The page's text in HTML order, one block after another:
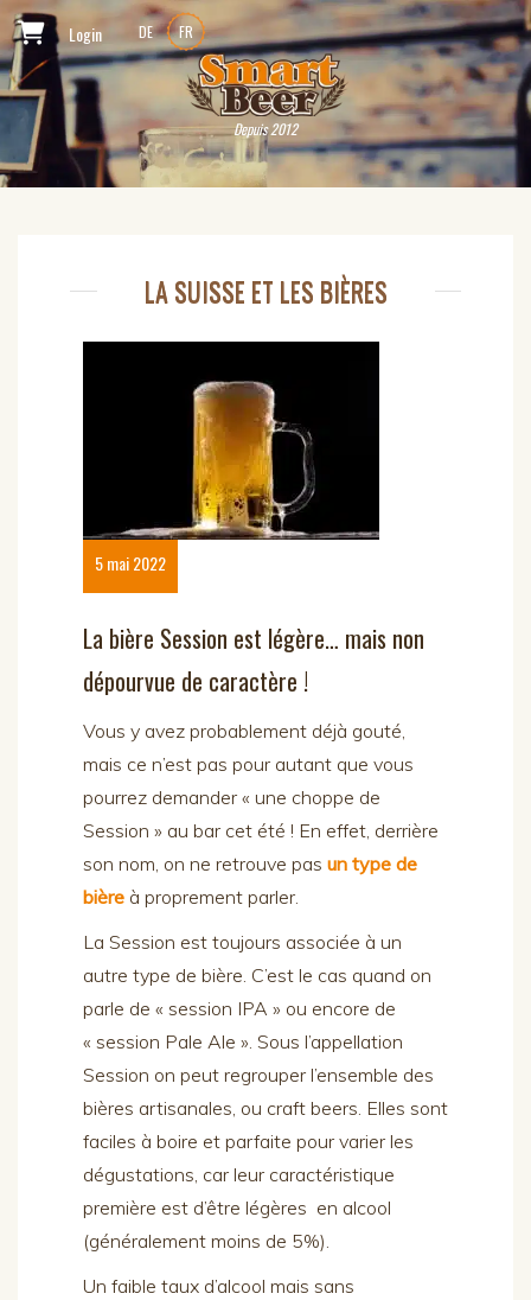
Login DE FR
Depuis 2012
LA SUISSE ET LES BIÈRES
5 mai 2022
La bière Session est légère… mais non
dépourvue de caractère !
Vous y avez probablement déjà gouté,
mais ce n’est pas pour autant que vous
pourrez demander « une choppe de
Session » au bar cet été ! En effet, derrière
son nom, on ne retrouve pas un type de
bière à proprement parler.
La Session est toujours associée à un
autre type de bière. C’est le cas quand on
parle de « session IPA » ou encore de
« session Pale Ale ». Sous l’appellation
Session on peut regrouper l’ensemble des
bières artisanales, ou craft beers. Elles sont
faciles à boire et parfaite pour varier les
dégustations, car leur caractéristique
première est d’être légères en alcool
(généralement moins de 5%).
Un faible taux d’alcool mais sans